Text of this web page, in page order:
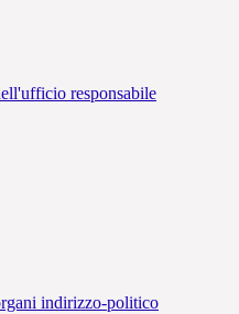
responsabile
indirizzo-politico